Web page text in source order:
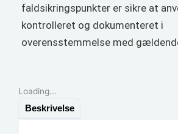
faldsikringspunkter er sikre at
kontrolleret og dokumenteret i
overensstemmelse med
Loading...
Beskrivelse